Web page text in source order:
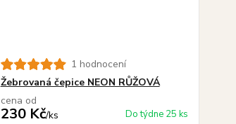
1 hodnocení
Žebrovaná čepice NEON RŮŽOVÁ
cena od
230 Kč/ks Do týdne 25 ks